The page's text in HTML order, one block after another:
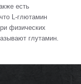
есть
L-глютамин
физических
глутамин.